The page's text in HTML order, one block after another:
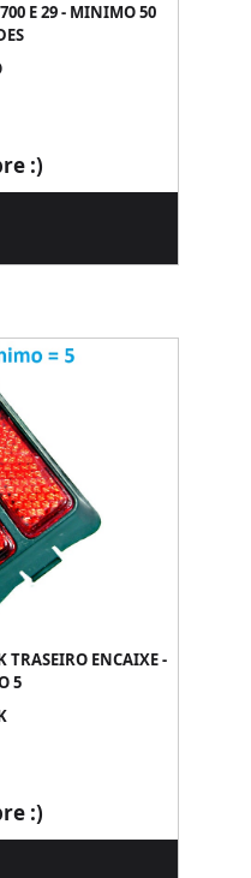
E 29 - MINIMO 50
:)
TRASEIRO ENCAIXE -
5
:)